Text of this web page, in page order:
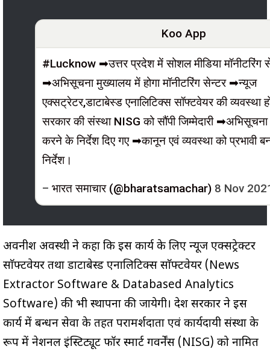
Koo App
#Lucknow ➡उत्तर प्रदेश में सोशल मीडिया मॉनीटरिंग
➡अभिसूचना मुख्यालय में होगा मॉनीटरिंग सेन्टर ➡न्यूज
एक्सट्रेटर,डाटाबेस्ड एनालिटिक्स सॉफ्टवेयर की व्यवस्था
सरकार की संस्था NISG को सौंपी जिम्मेदारी
करने के निर्देश दिए गए ➡कानून एवं व्यवस्था को प्रभावी
निर्देश।
– भारत समाचार (@bharatsamachar) 8 Nov
अवनीश अवस्थी ने कहा कि इस कार्य के लिए न्यूज एक्सट्रेक्टर
साॅफ्टवेयर तथा डाटाबेस्ड एनालिटिक्स साॅफ्टवेयर (News
Extractor Software & Databased Analytics
Software) की भी स्थापना की जायेगी। प्रदेश सरकार ने इस
कार्य में प्रबन्धन सेवा के तहत परामर्शदाता एवं कार्यदायी संस्था के
रूप में नेशनल इंस्टिट्यूट फॉर स्मार्ट गवर्नेंस (NISG) को नामित